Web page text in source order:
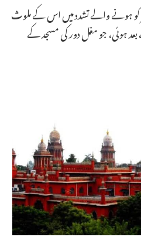
سنبھل میں 24 نومبر کو ہونے والے تشدد میں اس کے ملوث
ہوئی، جو مغل دور کی مسجد کے